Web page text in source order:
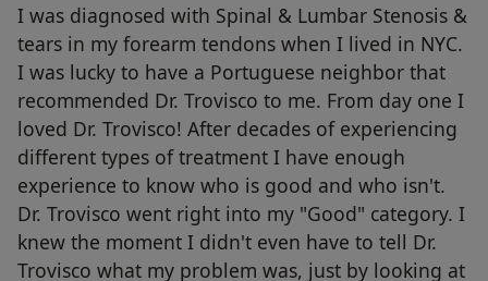
I was diagnosed with Spinal & Lumbar Stenosis &
tears in my forearm tendons when I lived in NYC.
I was lucky to have a Portuguese neighbor that
recommended Dr. Trovisco to me. From day one I
loved Dr. Trovisco! After decades of experiencing
different types of treatment I have enough
experience to know who is good and who isn't.
Dr. Trovisco went right into my "Good" category. I
knew the moment I didn't even have to tell Dr.
Trovisco what my problem was, just by looking at